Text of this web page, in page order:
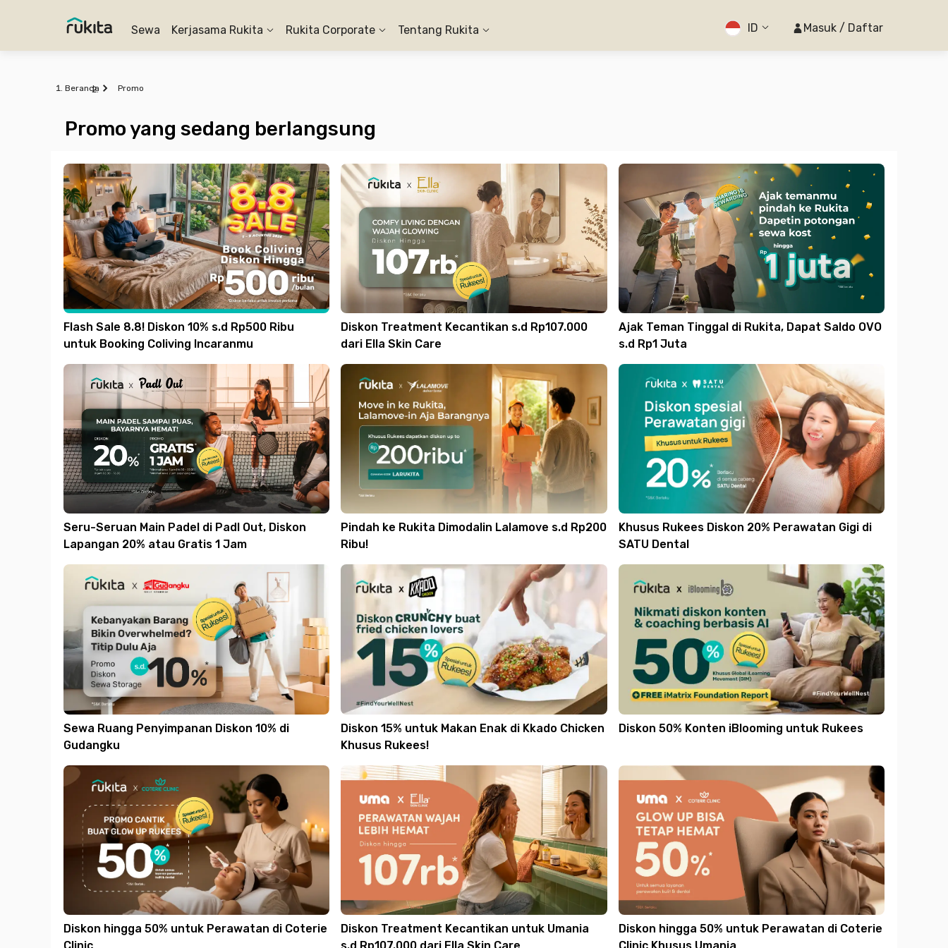
Sewa Kerjasama Rukita Rukita Corporate Tentang Rukita ID Masuk / Daftar
Beranda Promo
Promo yang sedang berlangsung
Flash Sale 8.8! Diskon 10% s.d Rp500 Ribu
untuk Booking Coliving Incaranmu
Diskon Treatment Kecantikan s.d Rp107.000
dari Ella Skin Care
Ajak Teman Tinggal di Rukita, Dapat Saldo OVO
s.d Rp1 Juta
Seru-Seruan Main Padel di Padl Out, Diskon
Lapangan 20% atau Gratis 1 Jam
Pindah ke Rukita Dimodalin Lalamove s.d Rp200
Ribu!
Khusus Rukees Diskon 20% Perawatan Gigi di
SATU Dental
Sewa Ruang Penyimpanan Diskon 10% di
Gudangku
Diskon 15% untuk Makan Enak di Kkado Chicken
Khusus Rukees!
Diskon 50% Konten iBlooming untuk Rukees
Diskon hingga 50% untuk Perawatan di Coterie
Diskon Treatment Kecantikan untuk Umania
Diskon hingga 50% untuk Perawatan di Coterie